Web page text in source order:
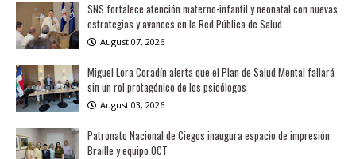
SNS fortalece atención materno-infantil y neonatal con nuevas
estrategias y avances en la Red Pública de Salud
August 07, 2026
Miguel Lora Coradín alerta que el Plan de Salud Mental fallará
sin un rol protagónico de los psicólogos
August 03, 2026
Patronato Nacional de Ciegos inaugura espacio de impresión
Braille y equipo OCT